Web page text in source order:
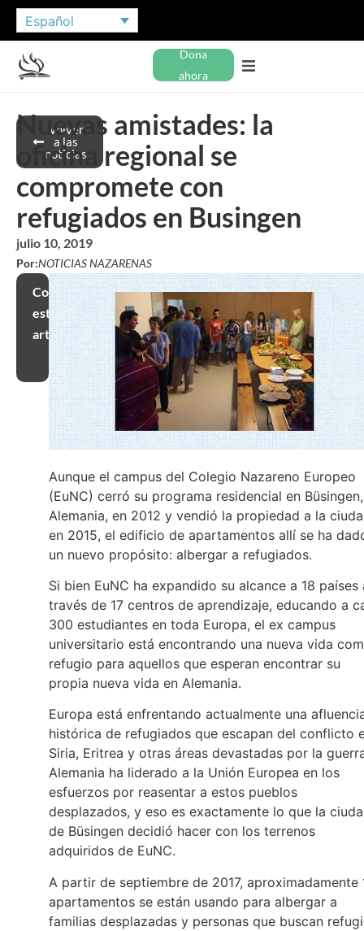
Español
Dona
ahora
Volver
a las
noticias
Nuevas amistades: la
oficina regional se
compromete con
refugiados en Busingen
julio 10, 2019
Por:NOTICIAS NAZARENAS
Compartir
este
artículo
Aunque el campus del Colegio Nazareno Europeo
(EuNC) cerró su programa residencial en Büsingen,
Alemania, en 2012 y vendió la propiedad a la
en 2015, el edificio de apartamentos allí se ha
un nuevo propósito: albergar a refugiados.
Si bien EuNC ha expandido su alcance a 18 países
través de 17 centros de aprendizaje, educando a
300 estudiantes en toda Europa, el ex campus
universitario está encontrando una nueva vida
refugio para aquellos que esperan encontrar su
propia nueva vida en Alemania.
Europa está enfrentando actualmente una
histórica de refugiados que escapan del conflicto
Siria, Eritrea y otras áreas devastadas por la
Alemania ha liderado a la Unión Europea en los
esfuerzos por reasentar a estos pueblos
desplazados, y eso es exactamente lo que la
de Büsingen decidió hacer con los terrenos
adquiridos de EuNC.
A partir de septiembre de 2017, aproximadamente
apartamentos se están usando para albergar a
familias desplazadas y personas que buscan